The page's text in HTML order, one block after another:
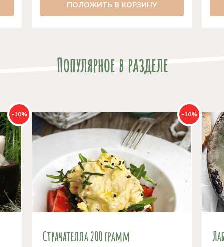
ПОЛОЖИТЬ В КОРЗИНУ
Популярное в разделе
-10% -10%
Страчателла 200 грамм